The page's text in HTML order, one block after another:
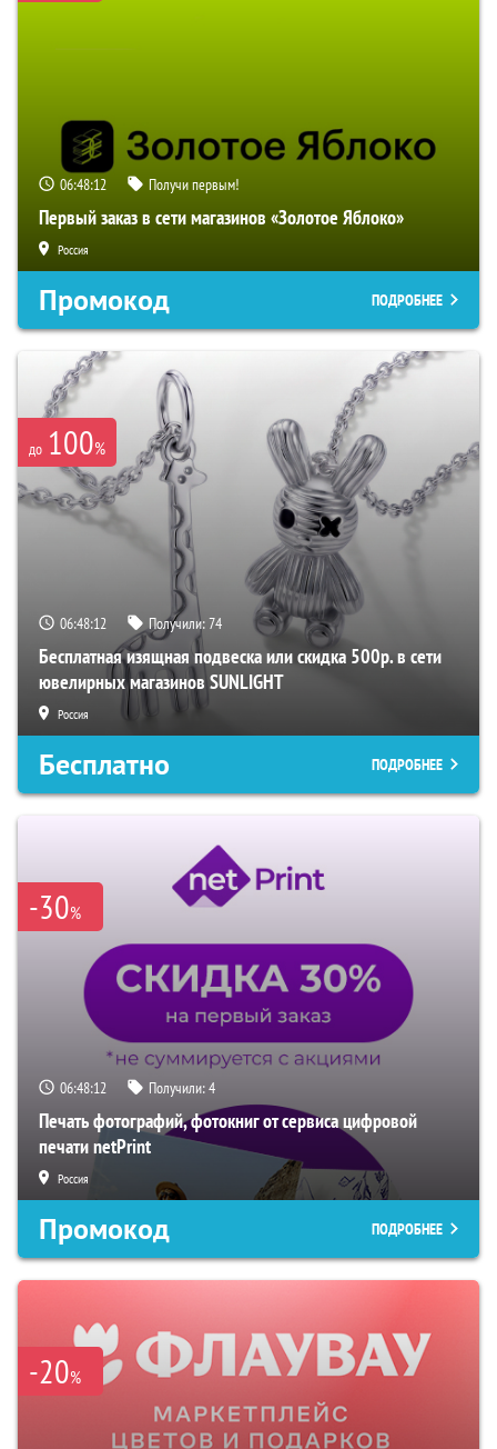
06:48:11 Получи первым!
Первый заказ в сети магазинов «Золотое Яблоко»
Россия
Промокод ПОДРОБНЕЕ
до 100%
06:48:11 Получили:74
Бесплатная изящная подвеска или скидка 500р. в сети
ювелирных магазинов SUNLIGHT
Россия
Бесплатно ПОДРОБНЕЕ
-30%
06:48:11 Получили:4
Печать фотографий, фотокниг от сервиса цифровой
печати netPrint
Россия
Промокод ПОДРОБНЕЕ
-20%